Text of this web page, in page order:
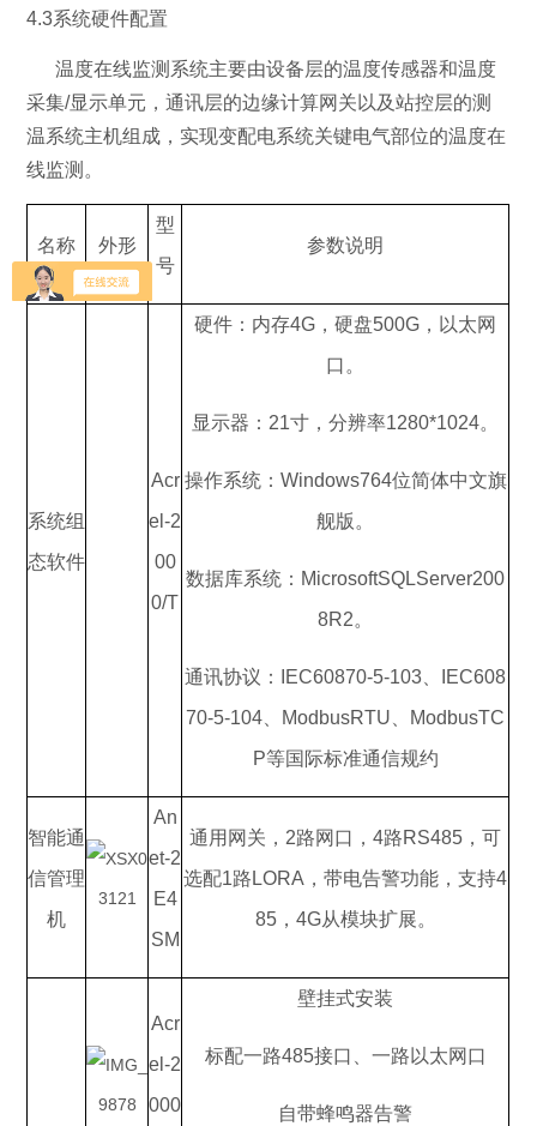
4.3系统硬件配置
温度在线监测系统主要由设备层的温度传感器和温度
采集/显示单元，通讯层的边缘计算网关以及站控层的测
温系统主机组成，实现变配电系统关键电气部位的温度在
线监测。
名称 外形
型
号
参数说明
系统组
态软件
Acr
el-2
00
0/T
硬件：内存4G，硬盘500G，以太网
口。
显示器：21寸，分辨率1280*1024。
操作系统：Windows764位简体中文旗
舰版。
数据库系统：MicrosoftSQLServer200
8R2。
通讯协议：IEC60870-5-103、IEC608
70-5-104、ModbusRTU、ModbusTC
P等国际标准通信规约
智能通
信管理
机
An
et-2
E4
SM
通用网关，2路网口，4路RS485，可
选配1路LORA，带电告警功能，支持4
85，4G从模块扩展。
Acr
el-2
000
壁挂式安装
标配一路485接口、一路以太网口
自带蜂鸣器告警